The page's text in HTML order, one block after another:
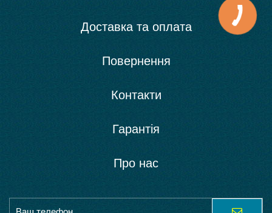
Доставка та оплата
Повернення
Контакти
Гарантія
Про нас